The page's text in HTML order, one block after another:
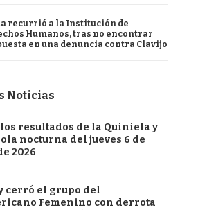
recurrió a la Institución de
Humanos, tras no encontrar
en una denuncia contra Clavijo
Noticias
los resultados de la Quiniela y
nocturna del jueves 6 de
2026
cerró el grupo del
Femenino con derrota